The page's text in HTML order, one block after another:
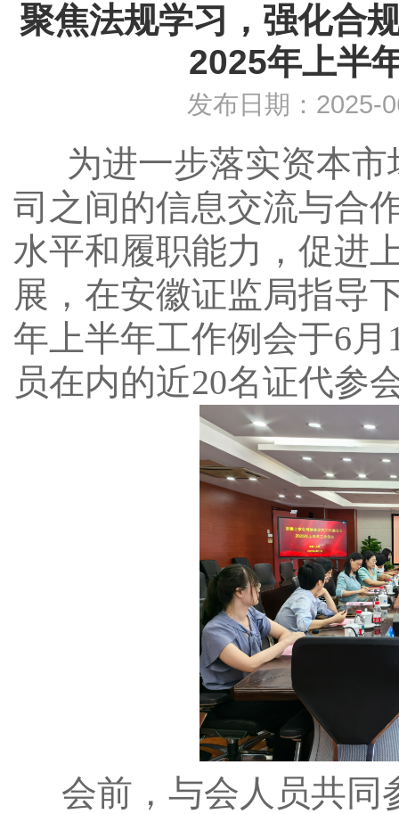
聚焦法规学习，强化合
2025年上半
发布日期：
为进一步落实资本
司之间的信息交流与合
水平和履职能力，促进
展，在安徽证监局指导
年上半年工作例会于6
员在内的近20名证代参
会前，与会人员共同